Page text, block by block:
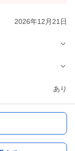
2026年12月21日
あり